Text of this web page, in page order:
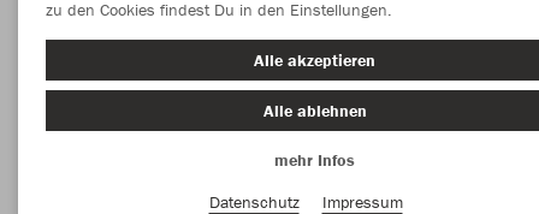
zu den Cookies findest Du in den Einstellungen.
Alle akzeptieren
Alle ablehnen
mehr Infos
Datenschutz
Impressum